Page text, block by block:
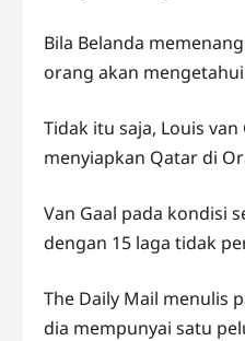
Bila Belanda
orang akan
Tidak itu saja, Louis
menyiapkan Qatar di
Van Gaal pada kondisi
dengan 15 laga tidak
The Daily Mail menulis
dia mempunyai satu